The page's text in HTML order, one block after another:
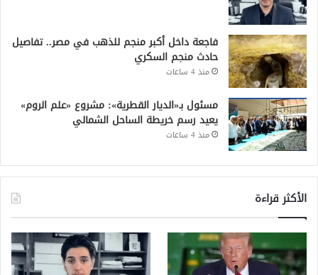
فاجعة داخل أكبر منجم للذهب في مصر.. تفاصيل
حادث منجم السكري
منذ 4 ساعات
مسئول بـ«الديار القطرية»: مشروع «علم الروم»
يعيد رسم خريطة الساحل الشمالي
منذ 4 ساعات
الأكثر قراءة